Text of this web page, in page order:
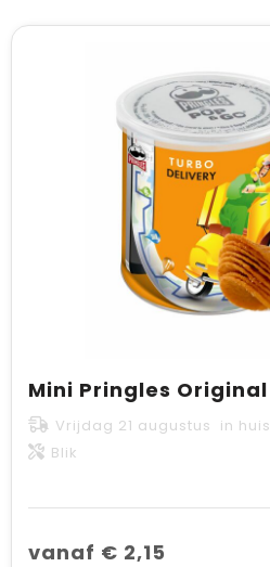
Mini Pringles Original
Vrijdag 21 augustus in huis
Blik
vanaf € 2,15